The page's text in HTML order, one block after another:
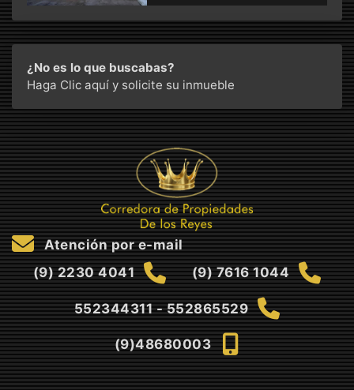
¿No es lo que buscabas?
Haga Clic aquí y solicite su inmueble
Atención por e-mail
(9) 2230 4041
(9) 7616 1044
552344311 - 552865529
(9)48680003